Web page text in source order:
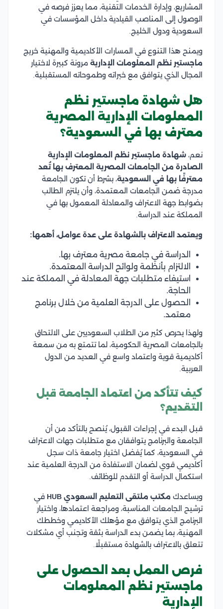
المشاريع، وإدارة الخدمات التقنية، مما يعزز فرصه في
الوصول إلى المناصب القيادية داخل المؤسسات في
السعودية ودول الخليج.
ويمنح هذا التنوع في المسارات الأكاديمية والمهنية خريج
ماجستير نظم المعلومات الإدارية مرونة كبيرة لاختيار
المجال الذي يتوافق مع خبراته وطموحاته المستقبلية.
هل شهادة ماجستير نظم
المعلومات الإدارية المصرية
معترف بها في السعودية؟
نعم، شهادة ماجستير نظم المعلومات الإدارية
الصادرة من الجامعات المصرية المعترف بها تُعد
معترفًا بها في السعودية، بشرط أن تكون الجامعة
مدرجة ضمن الجامعات المعتمدة، وأن يلتزم الطالب
بضوابط جهة الاعتراف والمعادلة المعمول بها في
المملكة عند الدراسة.
ويعتمد الاعتراف بالشهادة على عدة عوامل، أهمها:
الدراسة في جامعة مصرية معترف بها.
الالتزام بأنظمة ولوائح الدراسة المعتمدة.
استيفاء متطلبات جهة المعادلة في المملكة عند
الحاجة.
الحصول على الدرجة العلمية من خلال برنامج
معتمد.
ولهذا يحرص كثير من الطلاب السعوديين على الالتحاق
بالجامعات المصرية الحكومية، لما تتمتع به من سمعة
أكاديمية قوية واعتماد واسع في العديد من الدول
العربية.
كيف تتأكد من اعتماد الجامعة قبل
التقديم؟
قبل البدء في إجراءات القبول، يُنصح بالتأكد من أن
الجامعة والبرنامج يتوافقان مع متطلبات جهات الاعتراف
في السعودية، كما يُفضل اختيار جامعة ذات سجل
أكاديمي قوي لضمان الاستفادة من الدرجة العلمية عند
استكمال الدراسة أو التقدم للوظائف.
ويساعدك مكتب ملتقى التعليم السعودي HUB
في
ترشيح الجامعات المناسبة، ومراجعة اعتمادها، واختيار
البرنامج الذي يتوافق مع مؤهلك الأكاديمي وخططك
المهنية، بما يضمن بدء الدراسة بثقة وتجنب أي مشكلات
تتعلق بالاعتراف بالشهادة مستقبلًا.
فرص العمل بعد الحصول على
ماجستير نظم المعلومات
الإدارية